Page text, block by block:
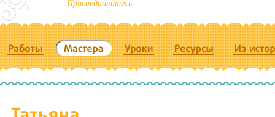
Присоединяйтесь